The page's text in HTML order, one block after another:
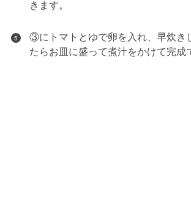
きます。
5
③にトマトとゆで卵を入れ、早炊き
たらお皿に盛って煮汁をかけて完成